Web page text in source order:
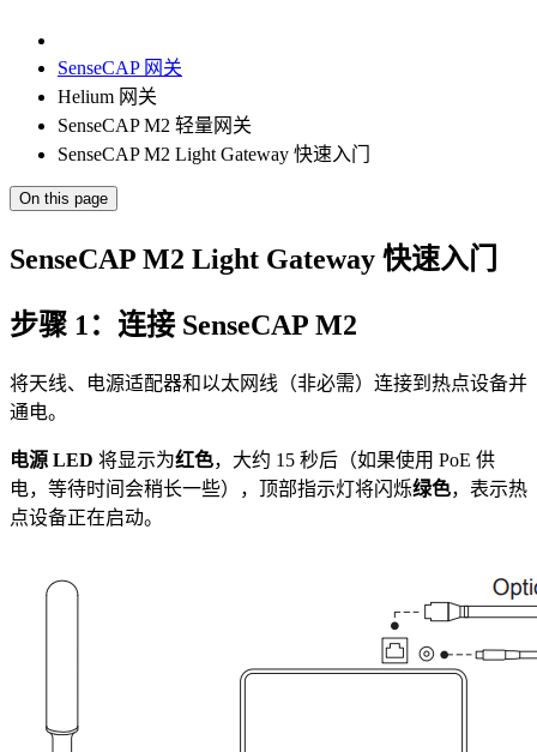
SenseCAP 网关
Helium 网关
SenseCAP M2 轻量网关
SenseCAP M2 Light Gateway 快速入门
On this page
SenseCAP M2 Light Gateway 快速入门
步骤 1：连接 SenseCAP M2
将天线、电源适配器和以太网线（非必需）连接到热点设备并
通电。
电源 LED 将显示为红色，大约 15 秒后（如果使用 PoE 供
电，等待时间会稍长一些），顶部指示灯将闪烁绿色，表示热
点设备正在启动。